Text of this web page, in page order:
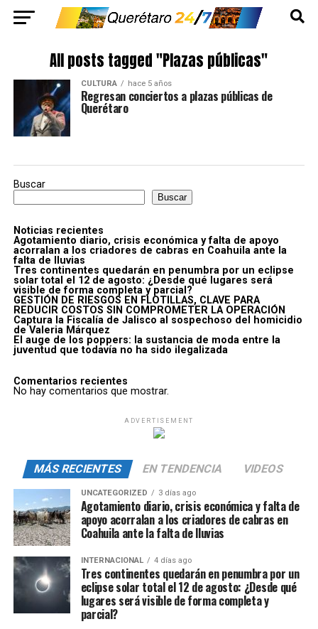
All posts tagged "Plazas públicas"
CULTURA hace 5 años
Regresan conciertos a plazas públicas de
Querétaro
Buscar
Buscar
Noticias recientes
Agotamiento diario, crisis económica y falta de apoyo
acorralan a los criadores de cabras en Coahuila ante la
falta de lluvias
Tres continentes quedarán en penumbra por un eclipse
solar total el 12 de agosto: ¿Desde qué lugares será
visible de forma completa y parcial?
GESTIÓN DE RIESGOS EN FLOTILLAS, CLAVE PARA
REDUCIR COSTOS SIN COMPROMETER LA OPERACIÓN
Captura la Fiscalía de Jalisco al sospechoso del homicidio
de Valeria Márquez
El auge de los poppers: la sustancia de moda entre la
juventud que todavía no ha sido ilegalizada
Comentarios recientes
No hay comentarios que mostrar.
ADVERTISEMENT
MÁS RECIENTES EN TENDENCIA VIDEOS
UNCATEGORIZED 3 días ago
Agotamiento diario, crisis económica y falta de
apoyo acorralan a los criadores de cabras en
Coahuila ante la falta de lluvias
INTERNACIONAL 4 días ago
Tres continentes quedarán en penumbra por un
eclipse solar total el 12 de agosto: ¿Desde qué
lugares será visible de forma completa y
parcial?